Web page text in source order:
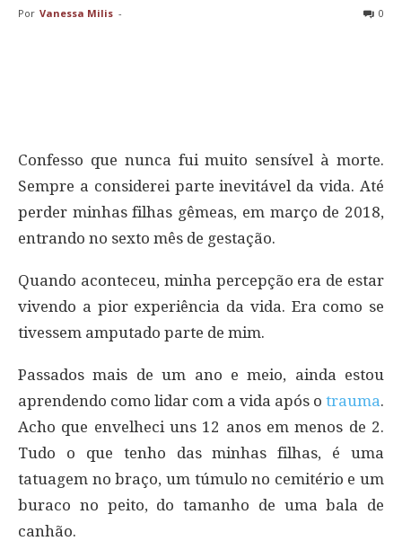
Por Vanessa Milis - 0
Confesso que nunca fui muito sensível à morte.
Sempre a considerei parte inevitável da vida. Até
perder minhas filhas gêmeas, em março de 2018,
entrando no sexto mês de gestação.
Quando aconteceu, minha percepção era de estar
vivendo a pior experiência da vida. Era como se
tivessem amputado parte de mim.
Passados mais de um ano e meio, ainda estou
aprendendo como lidar com a vida após o trauma.
Acho que envelheci uns 12 anos em menos de 2.
Tudo o que tenho das minhas filhas, é uma
tatuagem no braço, um túmulo no cemitério e um
buraco no peito, do tamanho de uma bala de
canhão.